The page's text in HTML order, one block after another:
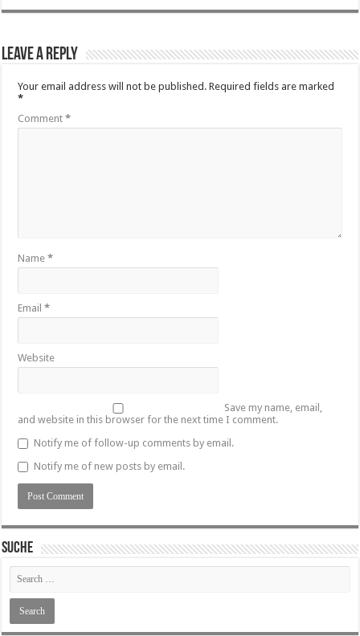
Leave a Reply
Your email address will not be published. Required fields are marked
*
Comment*
Name*
Email*
Website
Save my name, email,
and website in this browser for the next time I comment.
Notify me of follow-up comments by email.
Notify me of new posts by email.
SUCHE